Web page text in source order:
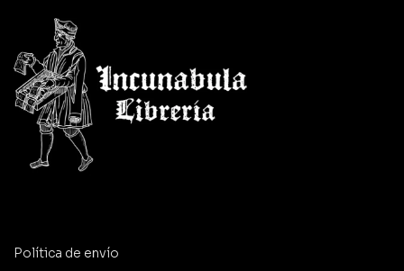
Política de envío